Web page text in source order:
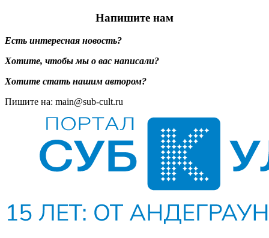
Напишите нам
Есть интересная новость?
Хотите, чтобы мы о вас написали?
Хотите стать нашим автором?
Пишите на: main@sub-cult.ru